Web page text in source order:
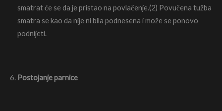
smatrat će se da je pristao na povlačenje.(2) Povučena tužba
smatra se kao da nije ni bila podnesena i može se ponovo
podnijeti.
Postojanje parnice